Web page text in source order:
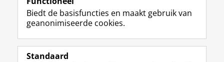
Volg de RUG
F
a
L
i
R
S
I
n
Y
o
Biedt de basisfuncties en maakt gebruik van
geanonimiseerde cookies.
Standaard